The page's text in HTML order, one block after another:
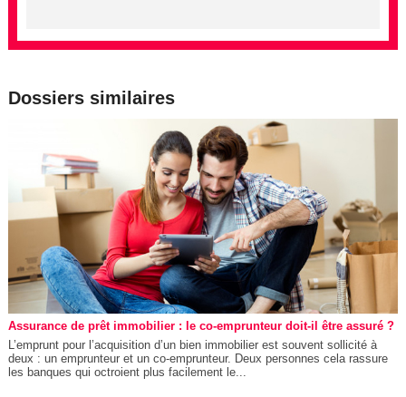
Dossiers similaires
Assurance de prêt immobilier : le co-emprunteur doit-il être assuré ?
L’emprunt pour l’acquisition d’un bien immobilier est souvent sollicité à
deux : un emprunteur et un co-emprunteur. Deux personnes cela rassure
les banques qui octroient plus facilement le...